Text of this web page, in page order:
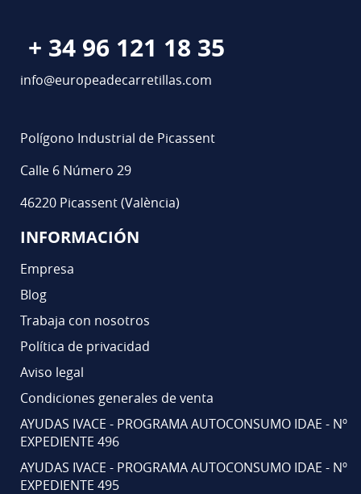
+ 34 96 121 18 35
info@europeadecarretillas.com
Polígono Industrial de Picassent
Calle 6 Número 29
46220 Picassent (València)
INFORMACIÓN
Empresa
Blog
Trabaja con nosotros
Política de privacidad
Aviso legal
Condiciones generales de venta
AYUDAS IVACE - PROGRAMA AUTOCONSUMO IDAE - Nº
EXPEDIENTE 496
AYUDAS IVACE - PROGRAMA AUTOCONSUMO IDAE - Nº
EXPEDIENTE 495